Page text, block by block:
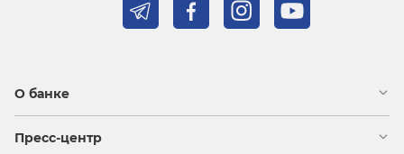
О банке
Пресс-центр